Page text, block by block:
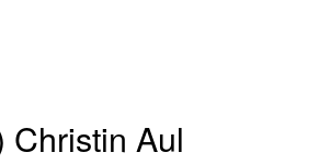
Christin Aul